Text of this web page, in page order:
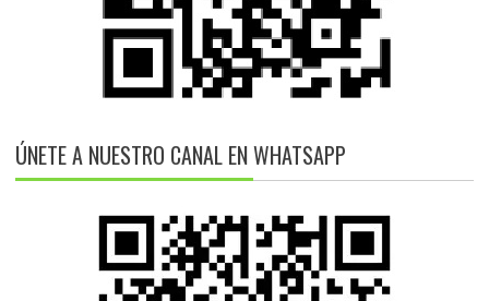
ÚNETE A NUESTRO CANAL EN WHATSAPP